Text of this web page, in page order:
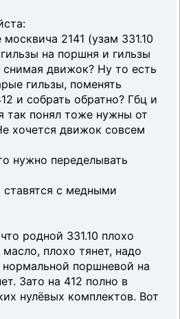
2141 (узам 331.10
на поршня и гильзы
снимая движок? Ну то есть
гильзы, поменять
и собрать обратно? Гбц и
так понял тоже нужны от
хочется движок совсем
нужно переделывать
с медными
родной 331.10 плохо
плохо тянет, надо
поршневой на
Зато на 412 полно в
нулёвых комплектов. Вот